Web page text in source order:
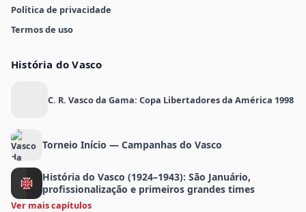
Política de privacidade
Termos de uso
História do Vasco
C. R. Vasco da Gama: Copa Libertadores da América 1998
Torneio Início — Campanhas do Vasco
História do Vasco (1924–1943): São Januário,
profissionalização e primeiros grandes times
Ver mais capítulos